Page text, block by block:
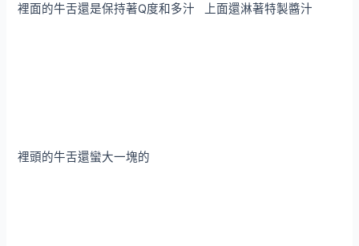
裡面的牛舌還是保持著Q度和多汁 上面還淋著特製醬汁
裡頭的牛舌還蠻大一塊的